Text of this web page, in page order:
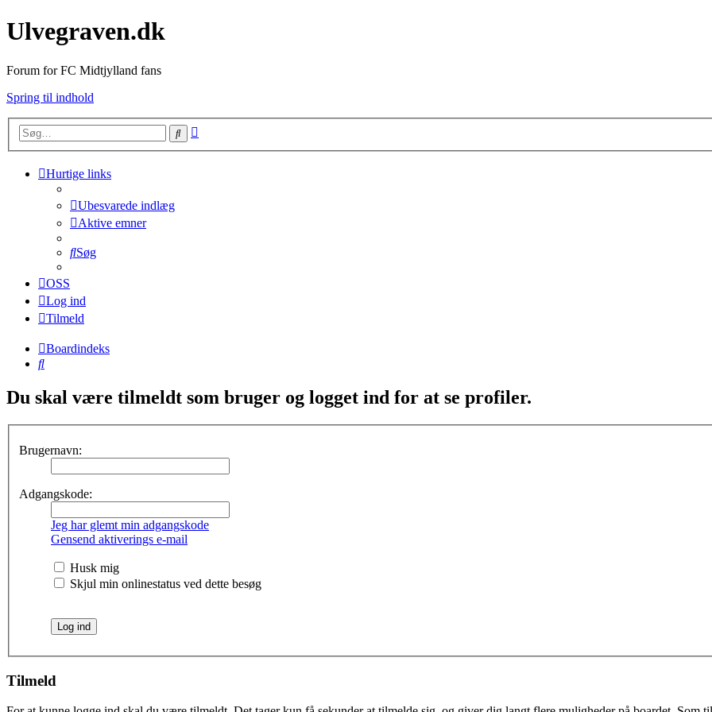
Ulvegraven.dk
Forum for FC Midtjylland fans
Spring til indhold
Søg
Hurtige links
Ubesvarede indlæg
Aktive emner
Søg
OSS
Log ind
Tilmeld
Boardindeks
Søg
Du skal være tilmeldt som bruger og logget ind for at se profiler.
Brugernavn:
Adgangskode:
Jeg har glemt min adgangskode
Gensend aktiverings e-mail
Husk mig
Skjul min onlinestatus ved dette besøg
Tilmeld